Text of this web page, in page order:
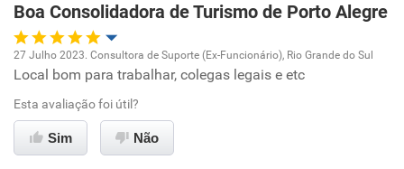
Boa Consolidadora de Turismo de Porto Alegre
Oportunidade de promoção
Ambiente de trabalho
27 Julho 2023. Consultora de Suporte (Ex-Funcionário), Rio Grande do Sul
Local bom para trabalhar, colegas legais e etc
Esta avaliação foi útil?
Sim Não